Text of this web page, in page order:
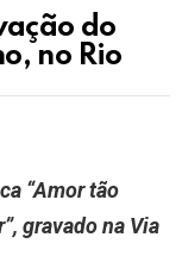
do
no Rio
“Amor tão
gravado na Via